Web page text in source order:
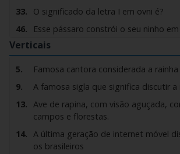
33. O significado da letra I em ovni é?
46.
Esse pássaro constrói o seu ninho
forno.
62. Pelo animal espesso e macio,
ovelhas e carneiros.
69.
Ele pode apertar o cadarço do tênis
garganta quando bate o nervosismo.
Um dos principais dados revelados
DNA.
Tipo de creme ou produto usado
Verticais
5. Famosa cantora considerada a
9. A famosa sigla que significa discutir a
13. Ave de rapina, com visão aguçada,
campos e florestas.
14. A última geração de internet móvel
os brasileiros